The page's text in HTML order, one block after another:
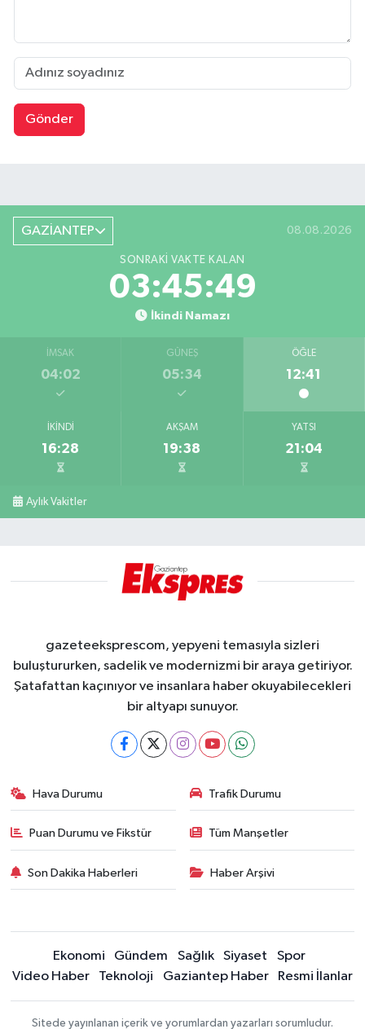
Gönder
GAZİANTEP 08.08.2026
SONRAKI VAKTE KALAN
03:45:49
İkindi Namazı
İMSAK
04:02
GÜNEŞ
05:34
ÖĞLE
12:41
İKINDI
16:28
AKŞAM
19:38
YATSI
21:04
Aylık Vakitler
gazeteeksprescom, yepyeni temasıyla sizleri
buluştururken, sadelik ve modernizmi bir araya getiriyor.
Şatafattan kaçınıyor ve insanlara haber okuyabilecekleri
bir altyapı sunuyor.
Hava Durumu Trafik Durumu
Puan Durumu ve Fikstür Tüm Manşetler
Son Dakika Haberleri Haber Arşivi
Ekonomi Gündem Sağlık Siyaset
Spor
Video Haber
Teknoloji Gaziantep Haber Resmi İlanlar
Sitede yayınlanan içerik ve yorumlardan yazarları sorumludur.